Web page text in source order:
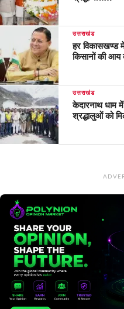
उत्तराखंड
हर विकासखण्ड
किसानों की
उत्तराखंड
केदारनाथ धाम में
श्रद्धालुओं को